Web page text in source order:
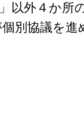
以外４か
別協議を